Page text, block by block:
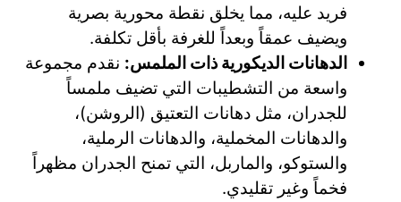
فريد عليه، مما يخلق نقطة محورية بصرية
ويضيف عمقاً وبعداً للغرفة بأقل تكلفة.
الدهانات الديكورية ذات الملمس: نقدم مجموعة
واسعة من التشطيبات التي تضيف ملمساً
للجدران، مثل دهانات التعتيق (الروشن)،
والدهانات المخملية، والدهانات الرملية،
والستوكو، والماربل، التي تمنح الجدران مظهراً
فخماً وغير تقليدي.